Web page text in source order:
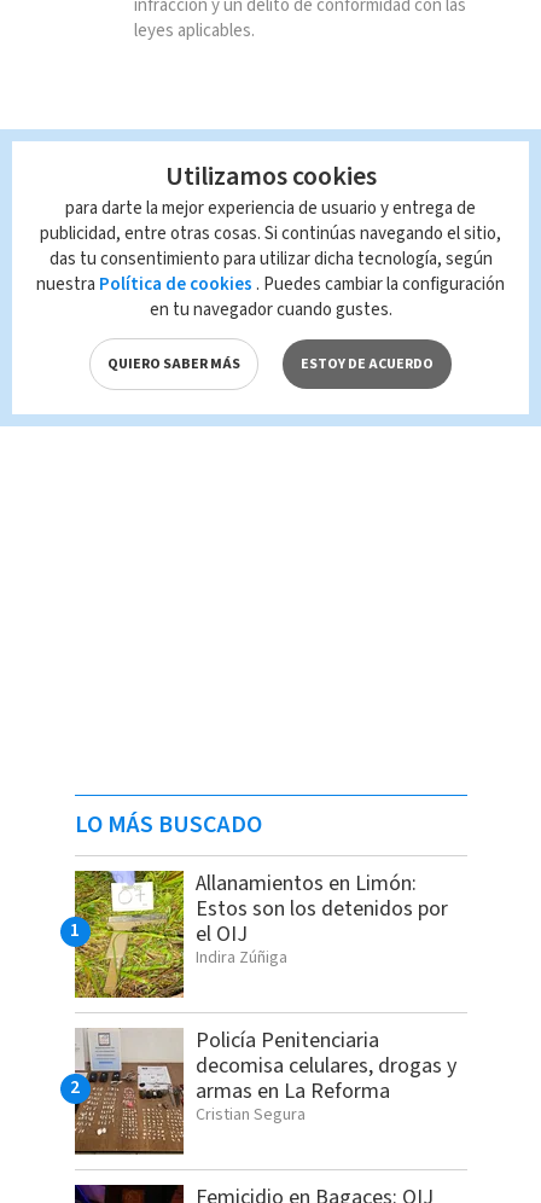
infracción y un delito de conformidad con las
leyes aplicables.
LO MÁS BUSCADO
Allanamientos en Limón:
Estos son los detenidos por
el OIJ
Indira Zúñiga
Policía Penitenciaria
decomisa celulares, drogas y
armas en La Reforma
Cristian Segura
Utilizamos cookies
para darte la mejor experiencia de usuario y entrega de
publicidad, entre otras cosas. Si continúas navegando el sitio,
das tu consentimiento para utilizar dicha tecnología, según
nuestra Política de cookies . Puedes cambiar la configuración
en tu navegador cuando gustes.
QUIERO SABER MÁS ESTOY DE ACUERDO